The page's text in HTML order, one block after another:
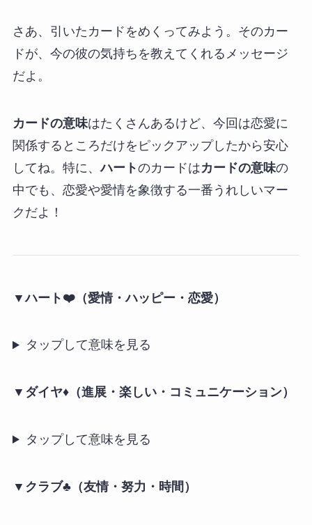
さあ、引いたカードをめくってみよう。そのカー
ドが、今の彼の気持ちを教えてくれるメッセージ
だよ。
カードの意味はたくさんあるけど、今回は恋愛に
関係するところだけをピックアップしたから安心
してね。特に、ハートのカードはカードの意味の
中でも、恋愛や愛情を象徴する一番うれしいマー
クだよ！
▼ハート❤️（愛情・ハッピー・恋愛）
タップして意味を見る
▼ダイヤ♦️（進展・楽しい・コミュニケーション）
タップして意味を見る
▼クラブ♣️（友情・努力・時間）